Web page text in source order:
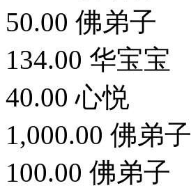
50.00 佛弟子
134.00 华宝宝
40.00 心悦
1,000.00 佛弟子
100.00 佛弟子